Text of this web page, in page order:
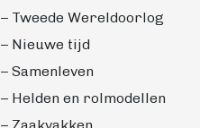
– Tweede Wereldoorlog
– Nieuwe tijd
– Samenleven
– Helden en rolmodellen